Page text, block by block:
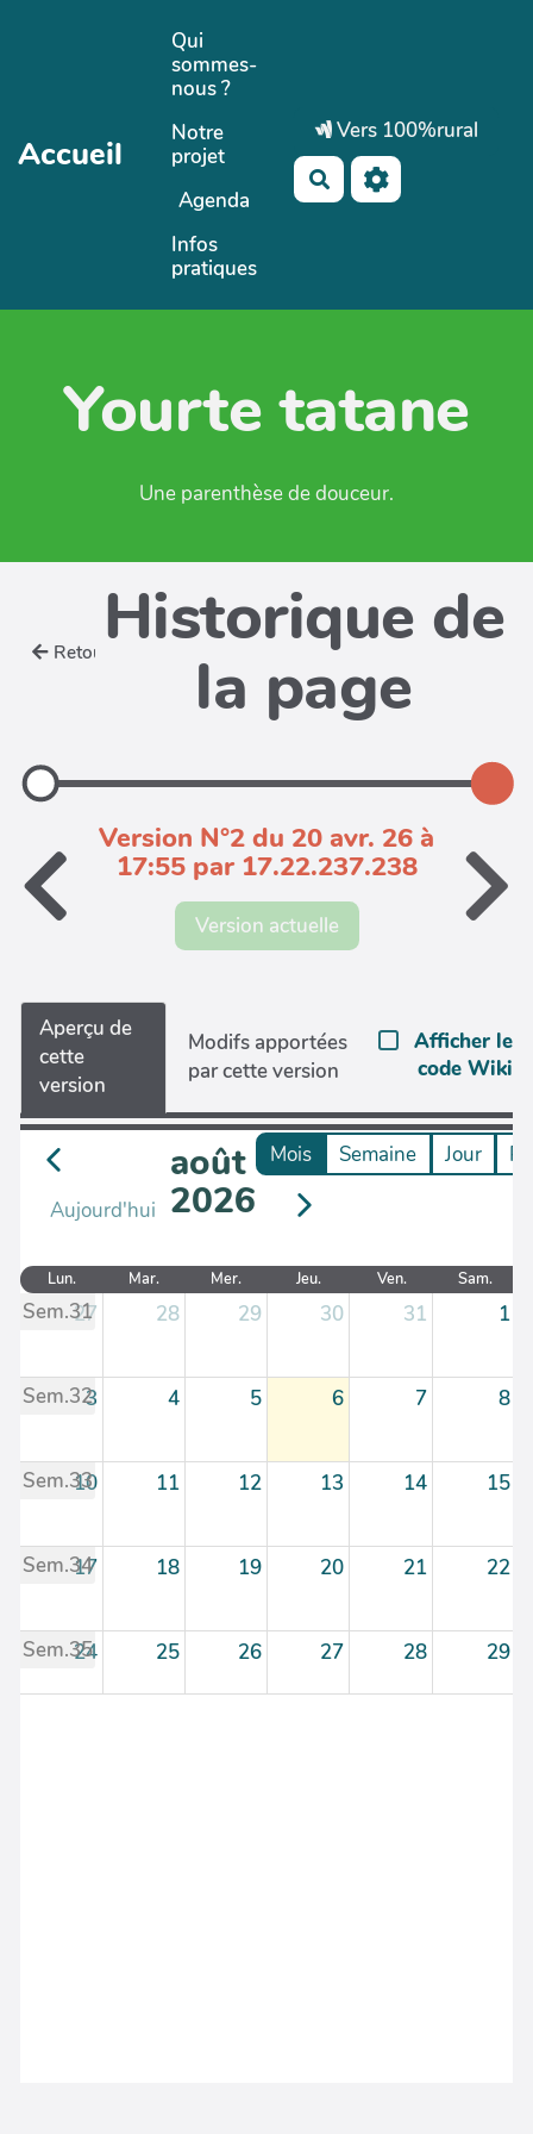
Aller au contenu principal
Accueil
Qui
sommes-
nous ?
Notre
projet
Agenda
Infos
pratiques
Vers 100%rural
Rechercher
Yourte tatane
Une parenthèse de douceur.
Retour Historique de
la page
Version N°2 du 20 avr. 26 à
17:55 par 17.22.237.238
Version actuelle
Aperçu de
cette
version
Modifs apportées
par cette version
Afficher le
code Wiki